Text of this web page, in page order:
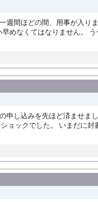
間ほどの間、用事が入
めなくてはなりません。
し込みを先ほど済ませま
ックでした。 いまだに